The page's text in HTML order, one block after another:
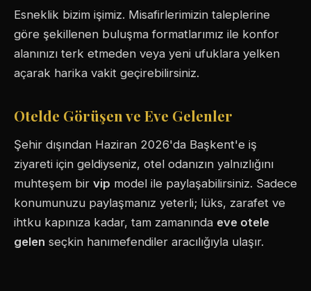
Esneklik bizim işimiz. Misafirlerimizin taleplerine
göre şekillenen buluşma formatlarımız ile konfor
alanınızı terk etmeden veya yeni ufuklara yelken
açarak harika vakit geçirebilirsiniz.
Otelde Görüşen ve Eve Gelenler
Şehir dışından Haziran 2026'da Başkent'e iş
ziyareti için geldiyseniz, otel odanızın yalnızlığını
muhteşem bir vip model ile paylaşabilirsiniz. Sadece
konumunuzu paylaşmanız yeterli; lüks, zarafet ve
ihtku kapınıza kadar, tam zamanında eve otele
gelen seçkin hanımefendiler aracılığıyla ulaşır.